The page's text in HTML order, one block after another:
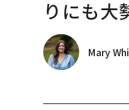
りにも大
Mary